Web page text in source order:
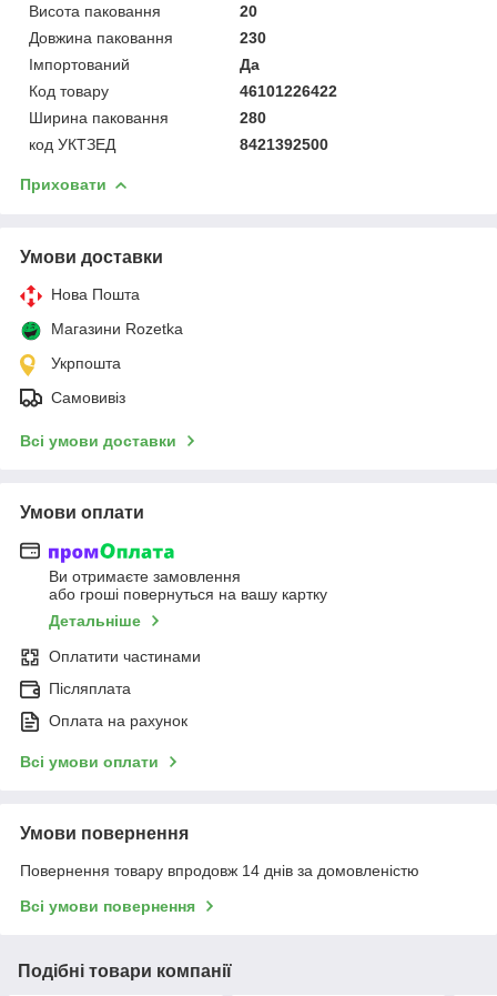
Висота паковання
20
Довжина паковання
230
Імпортований
Да
Код товару
46101226422
Ширина паковання
280
код УКТЗЕД
8421392500
Приховати
Умови доставки
Нова Пошта
Магазини Rozetka
Укрпошта
Самовивіз
Всі умови доставки
Умови оплати
Ви отримаєте замовлення
або гроші повернуться на вашу картку
Детальніше
Оплатити частинами
Післяплата
Оплата на рахунок
Всі умови оплати
Умови повернення
Повернення товару впродовж 14 днів за домовленістю
Всі умови повернення
Подібні товари компанії